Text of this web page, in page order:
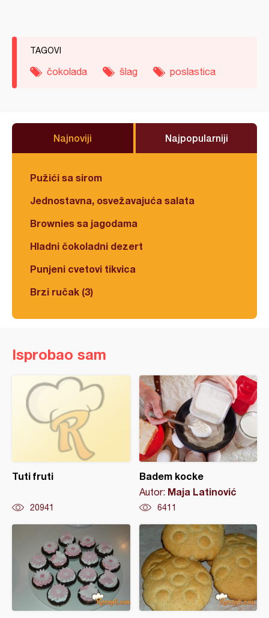
TAGOVI
čokolada šlag poslastica
Najnoviji Najpopularniji
Pužići sa sirom
Jednostavna, osvežavajuća salata
Brownies sa jagodama
Hladni čokoladni dezert
Punjeni cvetovi tikvica
Brzi ručak (3)
Isprobao sam
Tuti fruti
20941
Badem kocke
Autor: Maja Latinović
6411